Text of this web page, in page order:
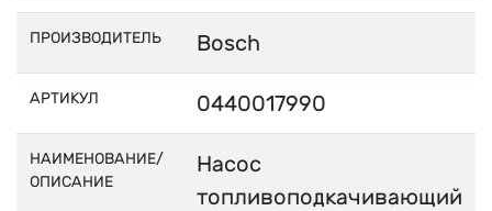
ПРОИЗВОДИТЕЛЬ Bosch
АРТИКУЛ 0440017990
НАИМЕНОВАНИЕ/
ОПИСАНИЕ
Насос
топливоподкачивающий